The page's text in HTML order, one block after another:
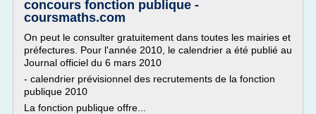
concours fonction publique -
coursmaths.com
On peut le consulter gratuitement dans toutes les mairies et
préfectures. Pour l'année 2010, le calendrier a été publié au
Journal officiel du 6 mars 2010
- calendrier prévisionnel des recrutements de la fonction
publique 2010
La fonction publique offre...